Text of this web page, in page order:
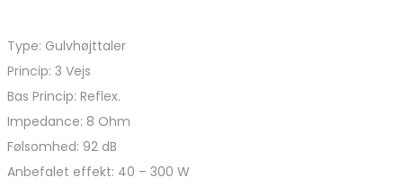
Type: Gulvhøjttaler
Princip: 3 Vejs
Bas Princip: Reflex.
Impedance: 8 Ohm
Følsomhed: 92 dB
Anbefalet effekt: 40 – 300 W